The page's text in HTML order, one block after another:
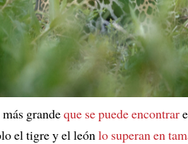
grandeque se puede encontrar
el tigre y el león lo superan en